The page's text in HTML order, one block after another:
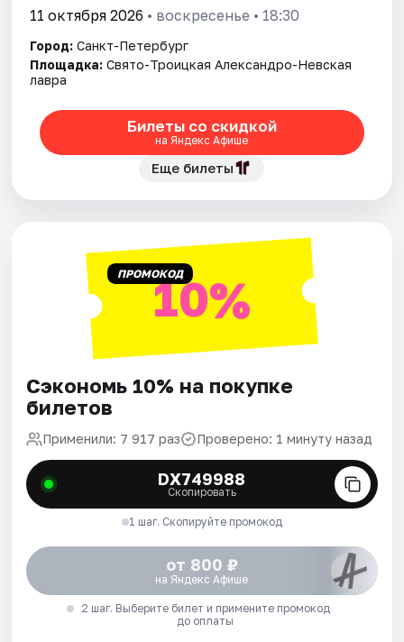
Артисты
Рейтинги
11 октября 2026 • воскресенье • 18:30
Город: Санкт-Петербург
Площадка: Свято-Троицкая Александро-Невская
лавра
Билеты со скидкой
на Яндекс Афише
Еще билеты
ПРОМОКОД10%
Сэкономь 10% на покупке
билетов
Применили: 7 917 раз Проверено: 1 минуту назад
DX749988
Скопировать
1 шаг. Скопируйте промокод
от 800 ₽
на Яндекс Афише
2 шаг. Выберите билет и примените промокод
до оплаты